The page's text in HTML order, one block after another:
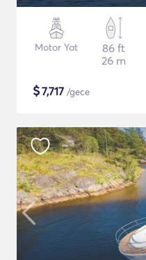
Motor Yat
86 ft
26 m
$7,717 /gece